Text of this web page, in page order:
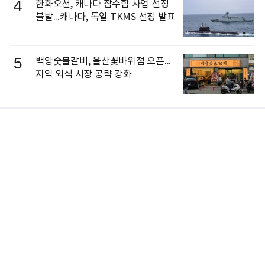
4
한화오션, 캐나다 잠수함 사업 선정
불발...캐나다, 독일 TKMS 선정 발표
5
백양숯불갈비, 울산꽃바위점 오픈...
지역 외식 시장 공략 강화